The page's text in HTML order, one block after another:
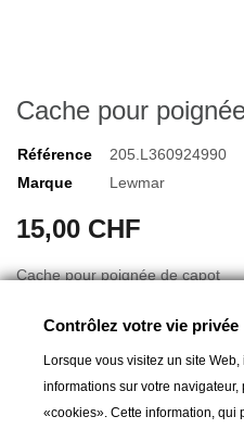
Cache pour
Référence
205.L360924990
Marque
Lewmar
15,00 CHF
Cache pour poignée de capot
Ajouter au
Contrôlez votre vie privée
Lorsque vous visitez un site
informations sur votre
«cookies». Cette information, qui